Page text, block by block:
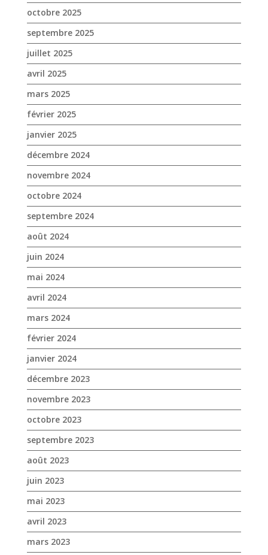
avril 2025
mars 2025
février 2025
janvier 2025
décembre 2024
novembre 2024
octobre 2024
septembre 2024
août 2024
juin 2024
mai 2024
avril 2024
mars 2024
février 2024
janvier 2024
décembre 2023
novembre 2023
octobre 2023
septembre 2023
août 2023
juin 2023
mai 2023
avril 2023
mars 2023
janvier 2023
décembre 2022
novembre 2022